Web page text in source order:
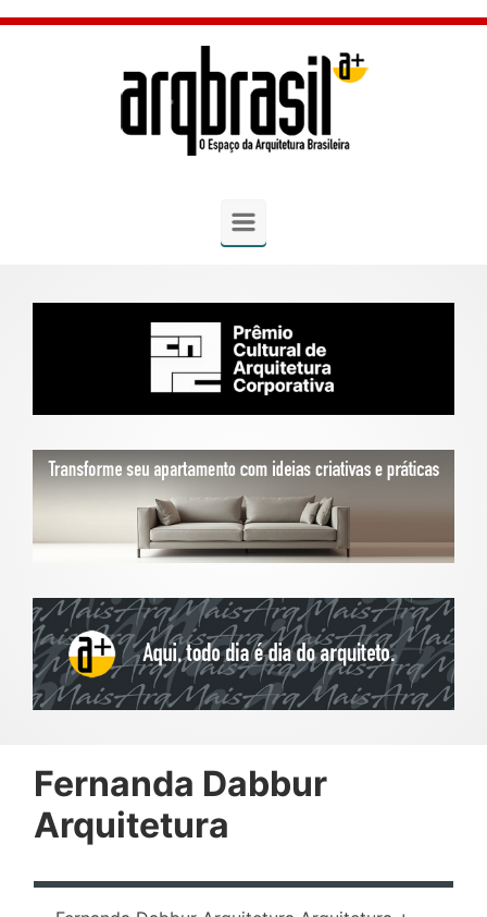
Skip to main content
Fernanda Dabbur
Arquitetura